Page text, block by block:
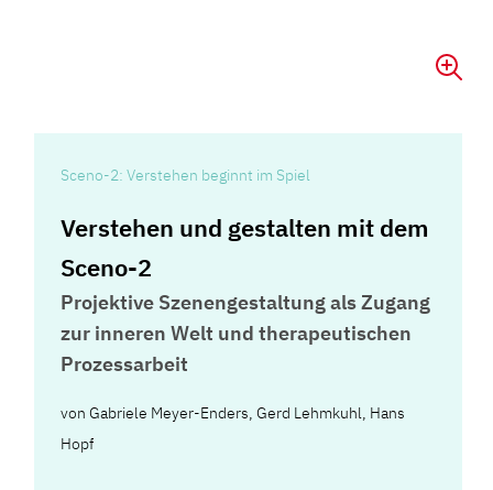
Sceno-2: Verstehen beginnt im Spiel
Verstehen und gestalten mit dem
Sceno-2
Projektive Szenengestaltung als Zugang
zur inneren Welt und therapeutischen
Prozessarbeit
vonGabriele Meyer-Enders,Gerd Lehmkuhl, Hans
Hopf